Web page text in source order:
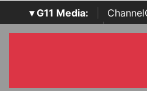
▾ G11 Media:
SecurityOpenLab | Italian